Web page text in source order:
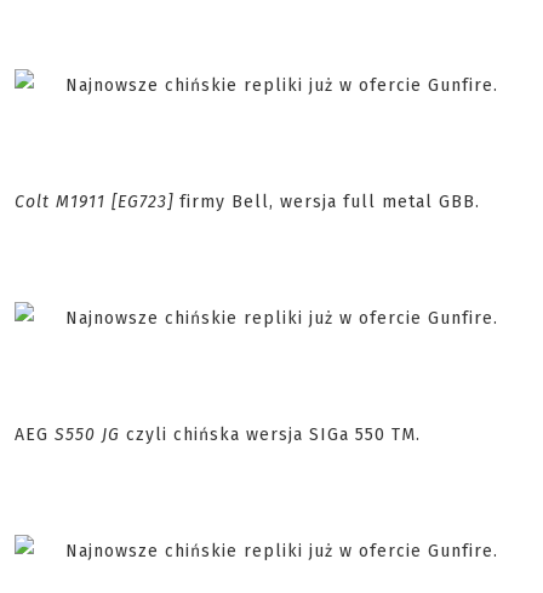
Colt M1911 [EG723] firmy Bell, wersja full metal GBB.
AEG S550 JG czyli chińska wersja SIGa 550 TM.